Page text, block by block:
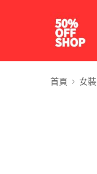
首頁 女裝